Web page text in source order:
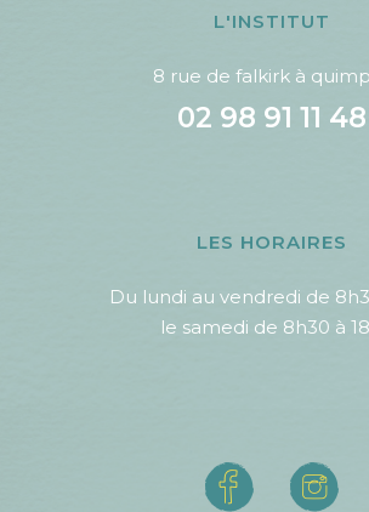
L'INSTITUT
8 rue de falkirk à
02 98 91 11 48
LES HORAIRES
Du lundi au vendredi de
le samedi de 8h30 à